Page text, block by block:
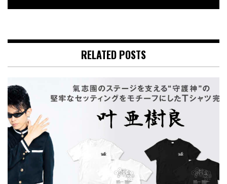
RELATED POSTS